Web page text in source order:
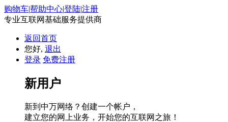
购物车|帮助中心|登陆|注册
专业互联网基础服务提供商
返回首页
您好, 退出
登录 免费注册
新用户
新到中万网络？创建一个帐户，
建立您的网上业务，开始您的互联网之旅！